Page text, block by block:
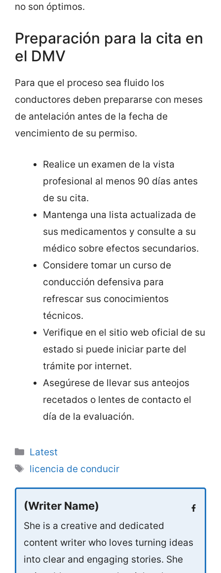
no son óptimos.
Preparación para la cita en
el DMV
Para que el proceso sea fluido los
conductores deben prepararse con meses
de antelación antes de la fecha de
vencimiento de su permiso.
Realice un examen de la vista
profesional al menos 90 días antes
de su cita.
Mantenga una lista actualizada de
sus medicamentos y consulte a su
médico sobre efectos secundarios.
Considere tomar un curso de
conducción defensiva para
refrescar sus conocimientos
técnicos.
Verifique en el sitio web oficial de su
estado si puede iniciar parte del
trámite por internet.
Asegúrese de llevar sus anteojos
recetados o lentes de contacto el
día de la evaluación.
Categories
Latest
Tags
licencia de conducir
(Writer Name)
She is a creative and dedicated
content writer who loves turning ideas
into clear and engaging stories. She